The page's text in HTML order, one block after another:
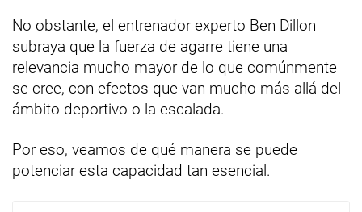
No obstante, el entrenador experto Ben Dillon
subraya que la fuerza de agarre tiene una
relevancia mucho mayor de lo que comúnmente
se cree, con efectos que van mucho más allá del
ámbito deportivo o la escalada.
Por eso, veamos de qué manera se puede
potenciar esta capacidad tan esencial.